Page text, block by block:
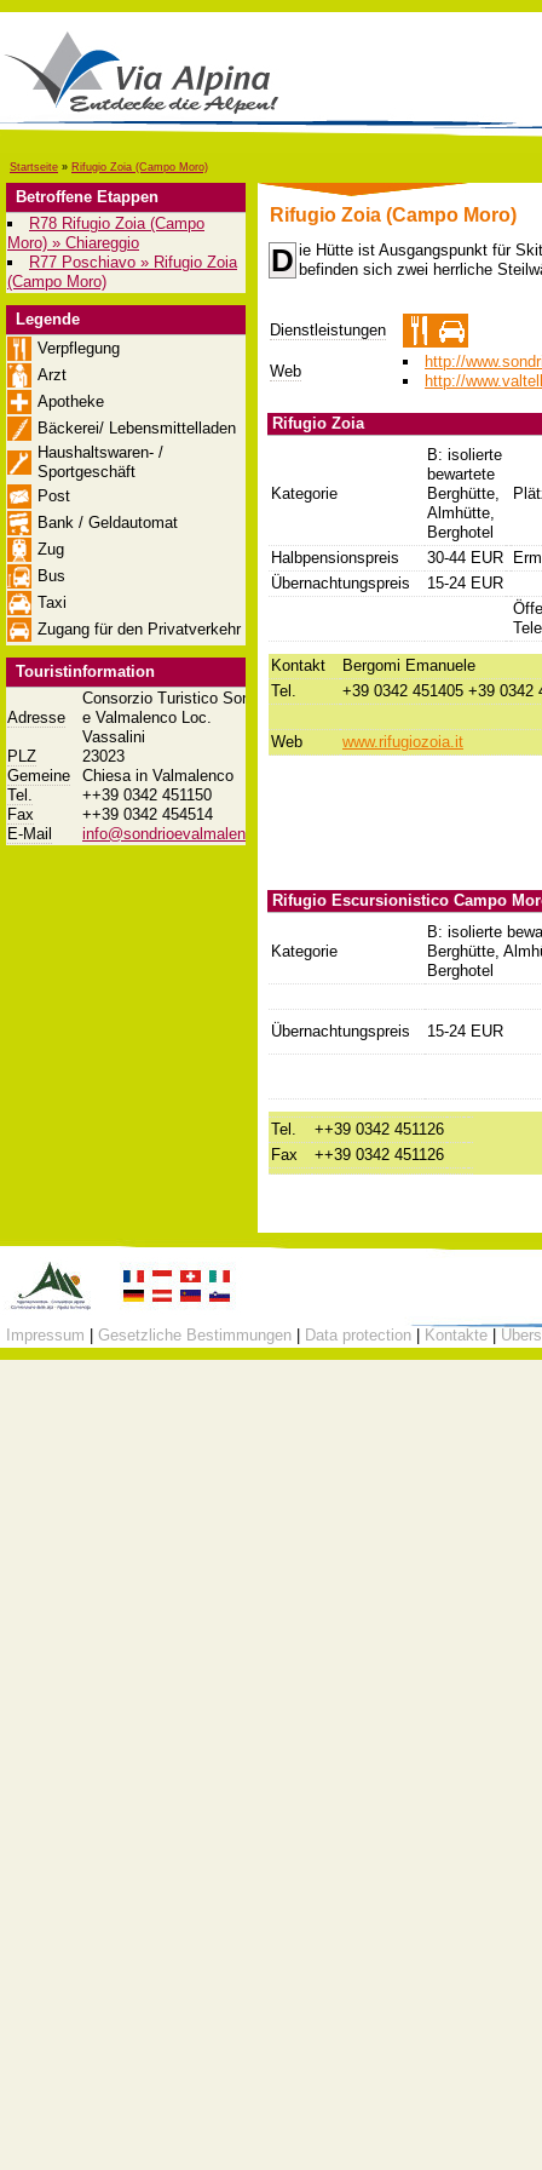
Startseite » Rifugio Zoia (Campo Moro)
Betroffene Etappen
R78 Rifugio Zoia (Campo
Moro) » Chiareggio
R77 Poschiavo » Rifugio Zoia
(Campo Moro)
Legende
Verpflegung
Arzt
Apotheke
Bäckerei/ Lebensmittelladen
Haushaltswaren- /
Sportgeschäft
Post
Bank / Geldautomat
Zug
Bus
Taxi
Zugang für den Privatverkehr
Touristinformation
Adresse
Consorzio Turistico Sondrio
e Valmalenco Loc.
Vassalini
PLZ
23023
Gemeine
Chiesa in Valmalenco
Tel.
++39 0342 451150
Fax
++39 0342 454514
E-Mail
info@sondrioevalmalenco.it
Rifugio Zoia (Campo Moro)
D ie Hütte ist Ausgangspunkt für
befinden sich zwei herrliche
Dienstleistungen
Web
http://
http://
Rifugio Zoia
Kategorie
B: isolierte
bewartete
Berghütte,
Almhütte,
Berghotel
Halbpensionspreis 30-44 EUR
Übernachtungspreis
15-24 EUR
Kontakt
Bergomi Emanuele
Tel.
+39 0342 451405 +39 0342
Web www.rifugiozoia.it
Rifugio Escursionistico Campo
Kategorie
B: isolierte
Berghütte,
Berghotel
Übernachtungspreis 15-24 EUR
Tel.
++39 0342 451126
Fax
++39 0342 451126
Impressum Gesetzliche Bestimmungen Data protection Kontakte